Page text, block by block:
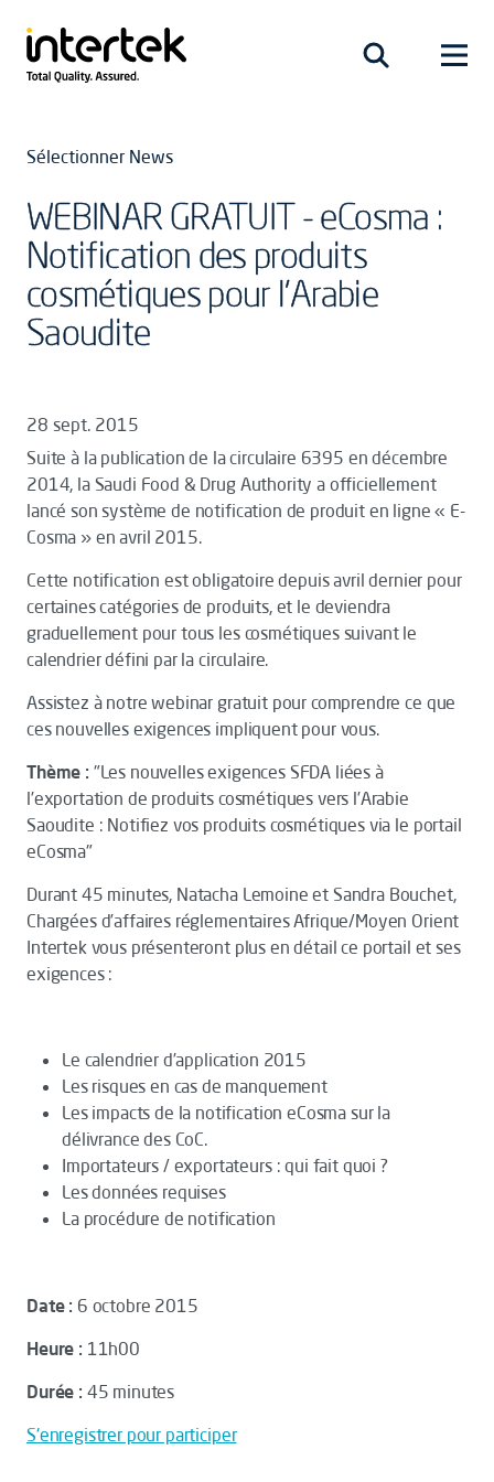
Sélectionner News
WEBINAR GRATUIT - eCosma :
Notification des produits
cosmétiques pour l'Arabie
Saoudite
28 sept. 2015
Suite à la publication de la circulaire 6395 en décembre
2014, la Saudi Food & Drug Authority a officiellement
lancé son système de notification de produit en ligne « E-
Cosma » en avril 2015.
Cette notification est obligatoire depuis avril dernier pour
certaines catégories de produits, et le deviendra
graduellement pour tous les cosmétiques suivant le
calendrier défini par la circulaire.
Assistez à notre webinar gratuit pour comprendre ce que
ces nouvelles exigences impliquent pour vous.
Thème : "Les nouvelles exigences SFDA liées à
l’exportation de produits cosmétiques vers l’Arabie
Saoudite : Notifiez vos produits cosmétiques via le portail
eCosma"
Durant 45 minutes, Natacha Lemoine et Sandra Bouchet,
Chargées d’affaires réglementaires Afrique/Moyen Orient
Intertek vous présenteront plus en détail ce portail et ses
exigences :
Le calendrier d’application 2015
Les risques en cas de manquement
Les impacts de la notification eCosma sur la
délivrance des CoC.
Importateurs / exportateurs : qui fait quoi ?
Les données requises
La procédure de notification
Date : 6 octobre 2015
Heure : 11h00
Durée : 45 minutes
S'enregistrer pour participer